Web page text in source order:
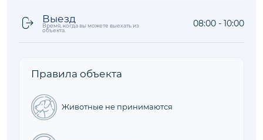
Выезд
Время, когда вы можете выехать из
объекта.
08:00 - 10:00
Правила объекта
Животные не принимаются